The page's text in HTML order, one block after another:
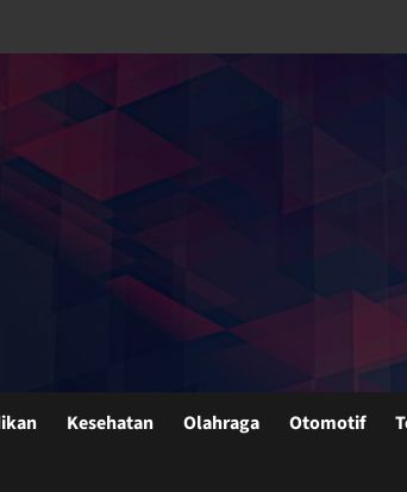
Kesehatan Olahraga Otomotif